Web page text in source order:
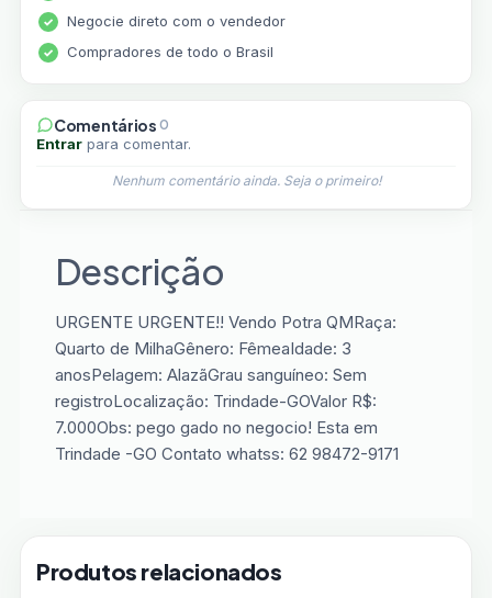
Negocie direto com o vendedor
Compradores de todo o Brasil
Comentários 0
Entrarpara comentar.
Nenhum comentário ainda. Seja o primeiro!
Descrição
URGENTE URGENTE!! Vendo Potra QMRaça:
Quarto de MilhaGênero: FêmeaIdade: 3
anosPelagem: AlazãGrau sanguíneo: Sem
registroLocalização: Trindade-GOValor R$:
7.000Obs: pego gado no negocio! Esta em
Trindade -GO Contato whatss: 62 98472-9171
Produtos relacionados